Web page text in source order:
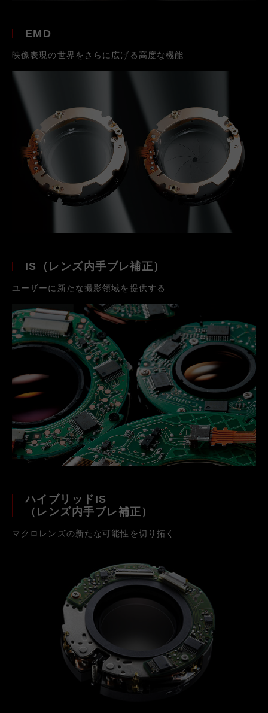
EMD
映像表現の世界をさらに広げる高度な機能
IS（レンズ内手ブレ補正）
ユーザーに新たな撮影領域を提供する
ハイブリッドIS
（レンズ内手ブレ補正）
マクロレンズの新たな可能性を切り拓く